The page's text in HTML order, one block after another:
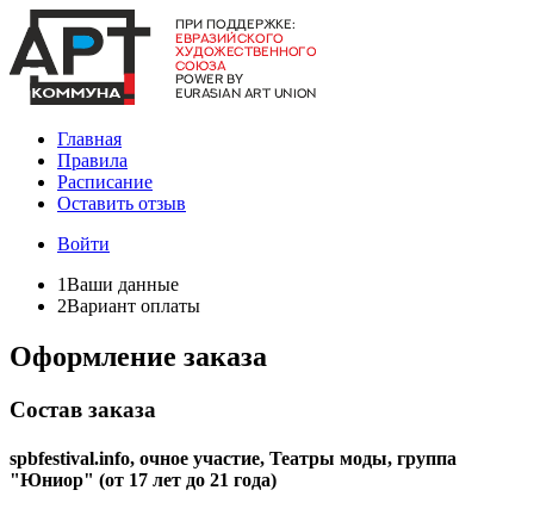
Главная
Правила
Расписание
Оставить отзыв
Войти
1Ваши данные
2Вариант оплаты
Оформление заказа
Состав заказа
spbfestival.info, очное участие, Театры моды, группа
"Юниор" (от 17 лет до 21 года)